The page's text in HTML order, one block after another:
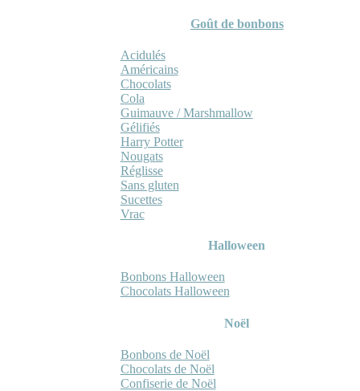
Goût de bonbons
Acidulés
Américains
Chocolats
Cola
Guimauve / Marshmallow
Gélifiés
Harry Potter
Nougats
Réglisse
Sans gluten
Sucettes
Vrac
Halloween
Bonbons Halloween
Chocolats Halloween
Noël
Bonbons de Noël
Chocolats de Noël
Confiserie de Noël